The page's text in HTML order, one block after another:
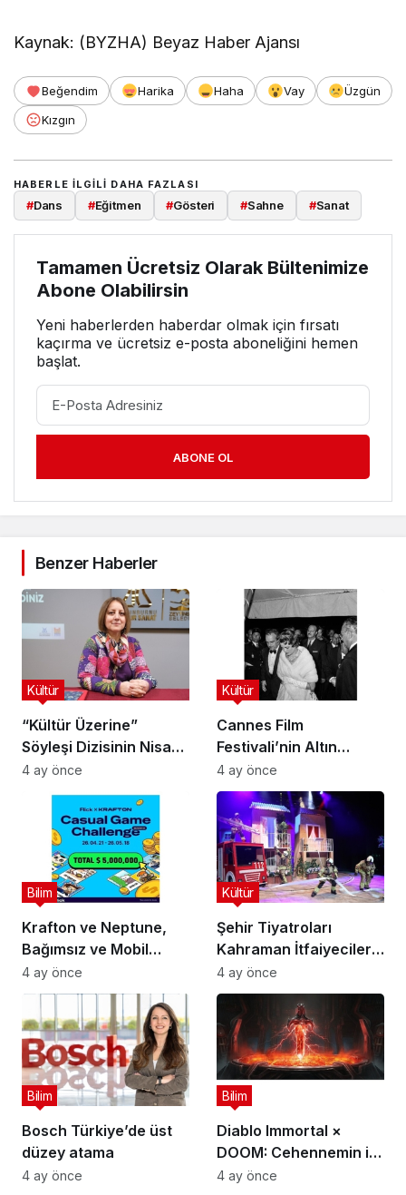
Kaynak: (BYZHA) Beyaz Haber Ajansı
Beğendim Harika Haha Vay
Üzgün
Kızgın
HABERLE ILGILI DAHA FAZLASI
#Dans #Eğitmen #Gösteri #Sahne #Sanat
Tamamen Ücretsiz Olarak Bültenimize
Abone Olabilirsin
Yeni haberlerden haberdar olmak için fırsatı
kaçırma ve ücretsiz e-posta aboneliğini hemen
başlat.
ABONE OL
Benzer Haberler
“Kültür Üzerine”
Söyleşi Dizisinin Nisan
Ayı Konuğu Doç. Dr.
Gökçe Dervişoğlu
Okandan Oldu!
Kültür
4 ay önce
Cannes Film
Festivali’nin Altın
Çağını Mercek Altına
Alıyor
Kültür
4 ay önce
Krafton ve Neptune,
Bağımsız ve Mobil
Oyun Geliştiricileri İçin
5 Milyon Dolarlık
Küresel Oyun
Yarışmasını Başlattı
Bilim
4 ay önce
Şehir Tiyatroları
Kahraman İtfaiyecilerin
Hikayesini “İtfaiyecinin
Sırrı” Oyunuyla
Anlatıyor
Kültür
4 ay önce
Bosch Türkiye’de üst
düzey atama
Bilim
4 ay önce
Diablo Immortal ×
DOOM: Cehennemin iki
efsanevi vizyonu
Bilim
4 ay önce